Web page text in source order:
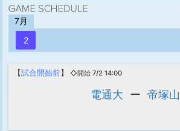
7月
2
【試合開始前】 ◇開始 7/2 14:00
電通大 ー 帝塚山